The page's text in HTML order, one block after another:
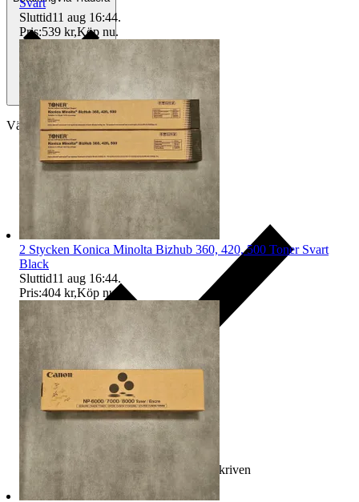
Välj till köparskydd
Ersättning om varan inte är som beskriven
Svart
Sluttid11 aug 16:44.
Pris:539 kr,Köp nu.
2 Stycken Konica Minolta Bizhub 360, 420, 500 Toner Svart
Black
Sluttid11 aug 16:44.
Pris:404 kr,Köp nu.